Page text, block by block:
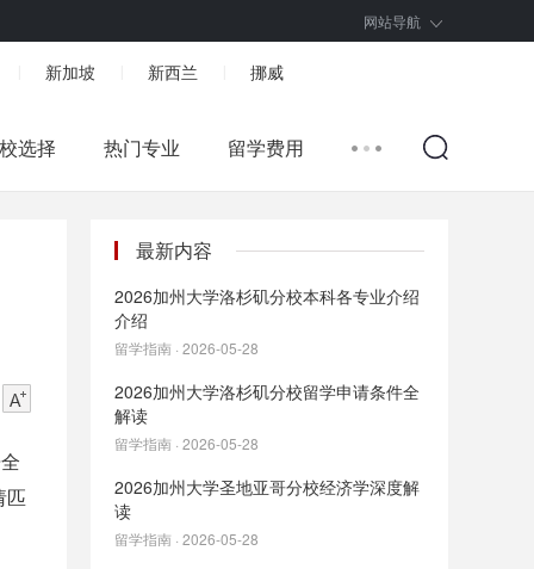
网站导航
新加坡 新西兰 挪威
选择 热门专业 留学费用
匹
最新内容
2026加州大学洛杉矶分校本科各专业介绍
介绍
留学指南 · 2026-05-28
2026加州大学洛杉矶分校留学申请条件全
解读
留学指南 · 2026-05-28
2026加州大学圣地亚哥分校经济学深度解
读
留学指南 · 2026-05-28